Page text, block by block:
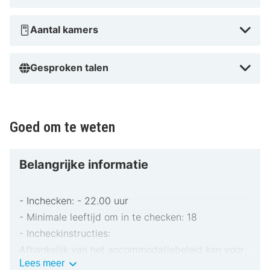
km van Nationaal Park Vadehavet.
Aantal kamers
Gesproken talen
Goed om te weten
Belangrijke informatie
- Inchecken: - 22.00 uur
- Minimale leeftijd om in te checken: 18
- Incheckinstructies:
Afhankelijk van het accommodatiebeleid kan voor
extra personen een toeslag in rekening worden
Lees meerBelangrijke